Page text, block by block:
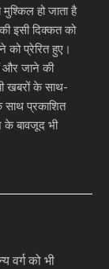
हो जाता है
इसी दिक्कत को
को प्रेरित हुए।
जाने की
खबरों के साथ-
साथ प्रकाशित
के बावजूद भी
वर्ग को भी